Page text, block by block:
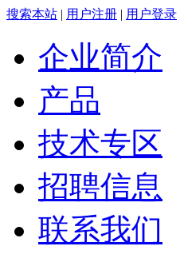
搜索本站 | 用户注册 | 用户登录
企业简介
产品
技术专区
招聘信息
联系我们